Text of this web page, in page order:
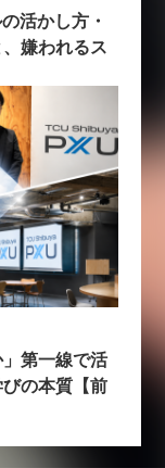
活かし方・
嫌われるス
」第一線で活
の本質【前